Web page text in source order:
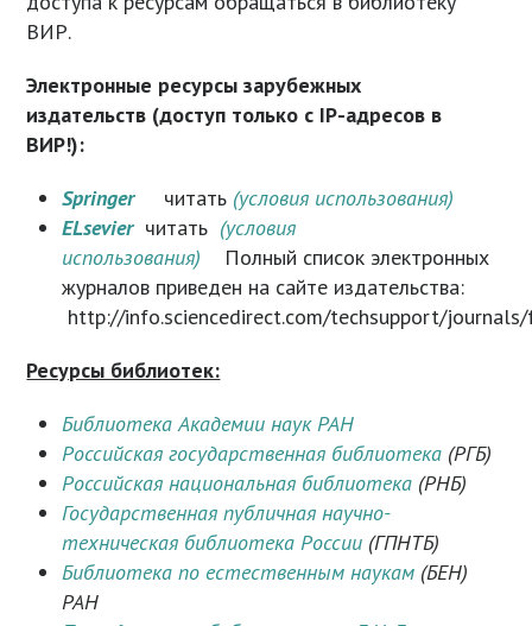
ВИР.
Электронные ресурсы зарубежных
издательств (доступ только с IP-адресов в
ВИР!):
Springer
читать (условия использования)
ELsevier читать (условия
использования)
Полный список электронных
журналов приведен на сайте издательства:
http://info.sciencedirect.com/techsupport/
Ресурсы библиотек:
Библиотека Академии наук РАН
Российская государственная библиотека (РГБ)
Российская национальная библиотека (РНБ)
Государственная публичная научно-
техническая библиотека России (ГПНТБ)
Библиотека по естественным наукам (БЕН)
РАН